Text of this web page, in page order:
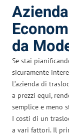
da
Se stai
sicuramente
L’azienda di
a prezzi equi,
semplice e meno
I costi di un
a vari fattori. Il